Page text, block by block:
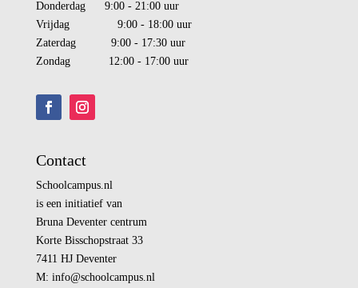
Donderdag 9:00 - 21:00 uur
Vrijdag 9:00 - 18:00 uur
Zaterdag 9:00 - 17:30 uur
Zondag 12:00 - 17:00 uur
Contact
Schoolcampus.nl
is een initiatief van
Bruna Deventer centrum
Korte Bisschopstraat 33
7411 HJ Deventer
M: info@schoolcampus.nl